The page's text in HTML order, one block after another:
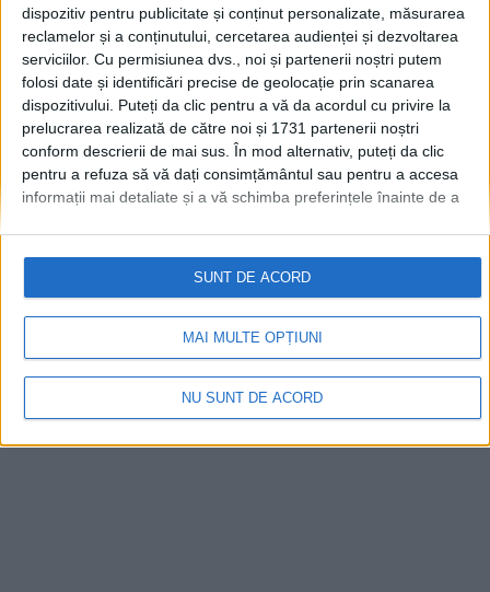
dispozitiv pentru publicitate și conținut personalizate, măsurarea
reclamelor și a conținutului, cercetarea audienței și dezvoltarea
serviciilor. Cu permisiunea dvs., noi și partenerii noștri putem
folosi date și identificări precise de geolocație prin scanarea
dispozitivului. Puteți da clic pentru a vă da acordul cu privire la
prelucrarea realizată de către noi și 1731 partenerii noștri
conform descrierii de mai sus. În mod alternativ, puteți da clic
pentru a refuza să vă dați consimțământul sau pentru a accesa
informații mai detaliate și a vă schimba preferințele înainte de a
retrageți consimțământul în orice moment, revenind la acest site
și făcând clic pe butonul "Confidențialitate" din partea de jos a
paginii web.
MAI MULTE OPȚIUNI
NU SUNT DE ACORD
SUNT DE ACORD
© 2020Radio TOP Suceava 104 FM